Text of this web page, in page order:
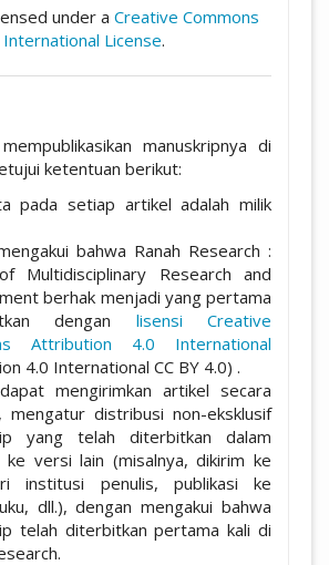
under a Creative Commons
License.
manuskripnya di
ketentuan berikut:
pada setiap artikel adalah milik
bahwa Ranah Research :
Multidisciplinary Research and
berhak menjadi yang pertama
dengan lisensi Creative
Attribution 4.0 International
4.0 International CC BY 4.0) .
mengirimkan artikel secara
mengatur distribusi non-eksklusif
yang telah diterbitkan dalam
ke versi lain (misalnya, dikirim ke
institusi penulis, publikasi ke
dll.), dengan mengakui bahwa
telah diterbitkan pertama kali di